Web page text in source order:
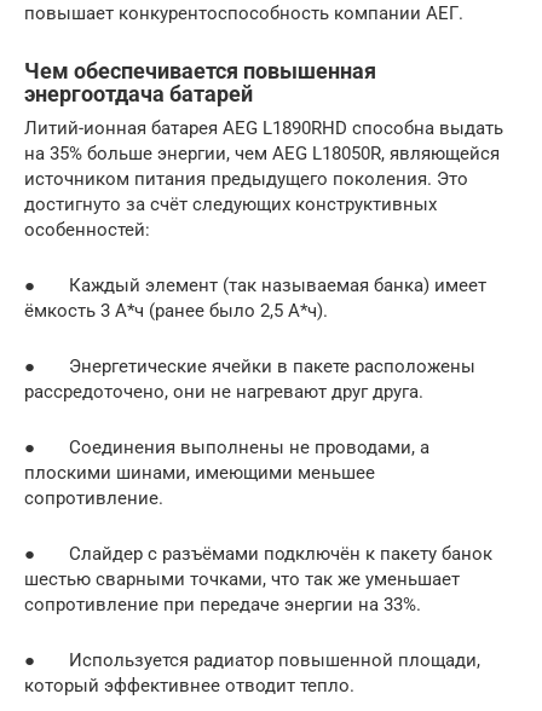
повышает конкурентоспособность компании АЕГ.
Чем обеспечивается повышенная
энергоотдача батарей
Литий-ионная батарея AEG L1890RHD способна выдать
на 35% больше энергии, чем AEG L18050R, являющейся
источником питания предыдущего поколения. Это
достигнуто за счёт следующих конструктивных
особенностей:
● Каждый элемент (так называемая банка) имеет
ёмкость 3 А*ч (ранее было 2,5 А*ч).
● Энергетические ячейки в пакете расположены
рассредоточено, они не нагревают друг друга.
● Соединения выполнены не проводами, а
плоскими шинами, имеющими меньшее
сопротивление.
● Слайдер с разъёмами подключён к пакету банок
шестью сварными точками, что так же уменьшает
сопротивление при передаче энергии на 33%.
● Используется радиатор повышенной площади,
который эффективнее отводит тепло.